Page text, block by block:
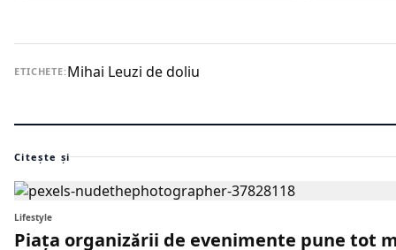
ETICHETE:Mihai Leuzi de doliu
Citește și
Lifestyle
Piața organizării de evenimente pune tot